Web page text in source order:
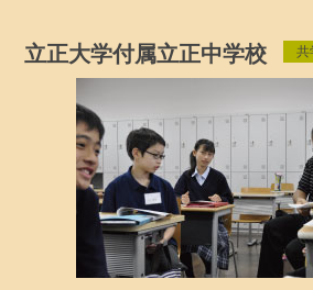
立正大学付属立正中学校 共